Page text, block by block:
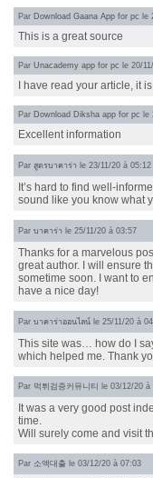
Par Download Gaana App for pc le
This is a great source
Par Unacademy app for pc le 20/
I have read your article, it
Par Download Diksha app for pc le
Excellent information
Par สูตรบาคาร่า le 23/11/20 à 05:12
It’s hard to find well-
sound like you know what
Par บาคาร่า le 25/11/20 à 03:57
Thanks for a marvelous
great author. I will ensure
sometime soon. I want to
have a nice day!
Par บาคาร่าออนไลน์ le 25/11/20 à
This site was… how do I
which helped me. Thank
Par 먹튀검증커뮤니티 le 03/12/20 à
It was a very good post
time.
Will surely come and visit
Par 소액대출 le 03/12/20 à 07:03